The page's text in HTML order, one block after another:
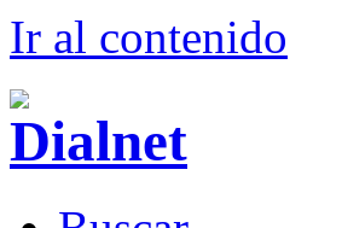
Ir al contenido